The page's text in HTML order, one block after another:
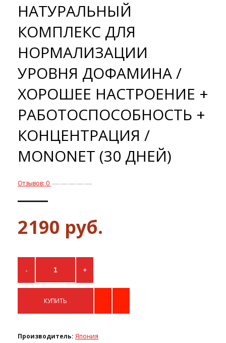
НАТУРАЛЬНЫЙ
КОМПЛЕКС ДЛЯ
НОРМАЛИЗАЦИИ
УРОВНЯ ДОФАМИНА /
ХОРОШЕЕ НАСТРОЕНИЕ +
РАБОТОСПОСОБНОСТЬ +
КОНЦЕНТРАЦИЯ /
MONONET (30 ДНЕЙ)
Отзывов: 0
2190 руб.
- +
КУПИТЬ
Производитель: Япония